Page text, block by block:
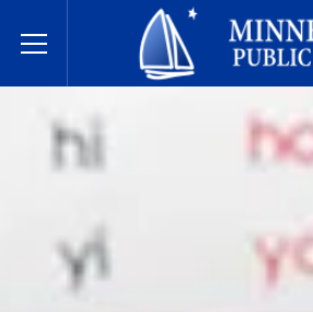
Toggle Menu
Minnetonka davlat maktablari